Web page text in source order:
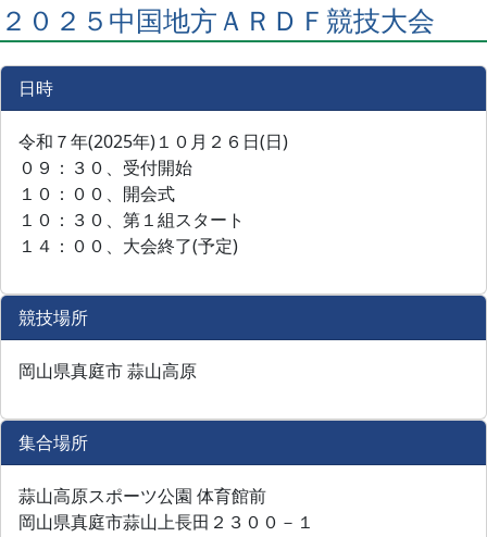
２０２５中国地方ＡＲＤＦ競技大会
日時
令和７年(2025年)１０月２６日(日)
０９：３０、受付開始
１０：００、開会式
１０：３０、第１組スタート
１４：００、大会終了(予定)
競技場所
岡山県真庭市 蒜山高原
集合場所
蒜山高原スポーツ公園 体育館前
岡山県真庭市蒜山上長田２３００－１